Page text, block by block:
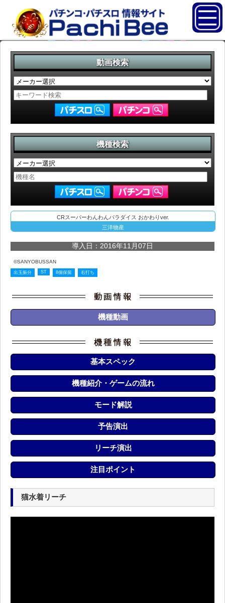
動画検索
機種検索
CRスーパーわんわんパラダイス おかわりver.
三洋物産
導入日：2016年11月07日
©SANYOBUSSAN
出玉振分 ST 8個保留 右打ち
機種動画
基本スペック
機種紹介・ゲームの流れ
モード解説
予告演出
リーチ演出
注目ポイント
猫水着リーチ